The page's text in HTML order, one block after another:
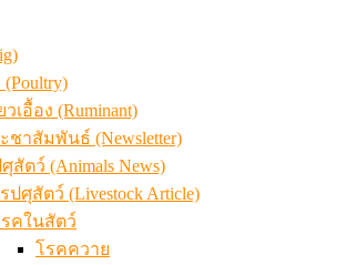
เอื้อง (Ruminant)
ชาสัมพันธ์ (Newsletter)
สัตว์ (Animals News)
ปศุสัตว์ (Livestock Article)
คในสัตว์
โรคควาย